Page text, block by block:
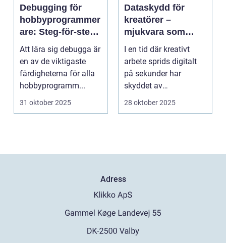
Debugging för
hobbyprogrammer
are: Steg-för-steg-
metoder
Att lära sig debugga är
en av de viktigaste
färdigheterna för alla
hobbyprogramm...
31 oktober 2025
Dataskydd för
kreatörer –
mjukvara som
skyddar
intellektuellt
kapital
I en tid där kreativt
arbete sprids digitalt
på sekunder har
skyddet av
intellektuellt ka...
28 oktober 2025
Adress